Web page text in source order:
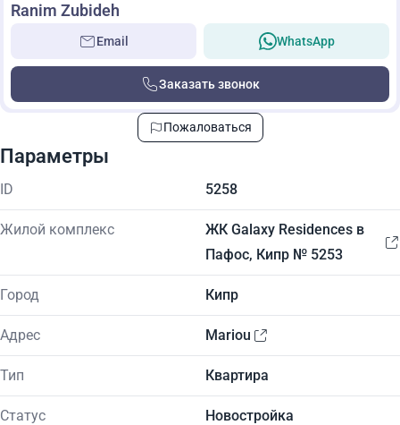
Ranim Zubideh
Email WhatsApp
Заказать звонок
Пожаловаться
Параметры
ID 5258
Жилой комплекс
ЖК Galaxy Residences в
Пафос, Кипр № 5253
Город Кипр
Адрес Mariou
Тип Квартира
Статус Новостройка